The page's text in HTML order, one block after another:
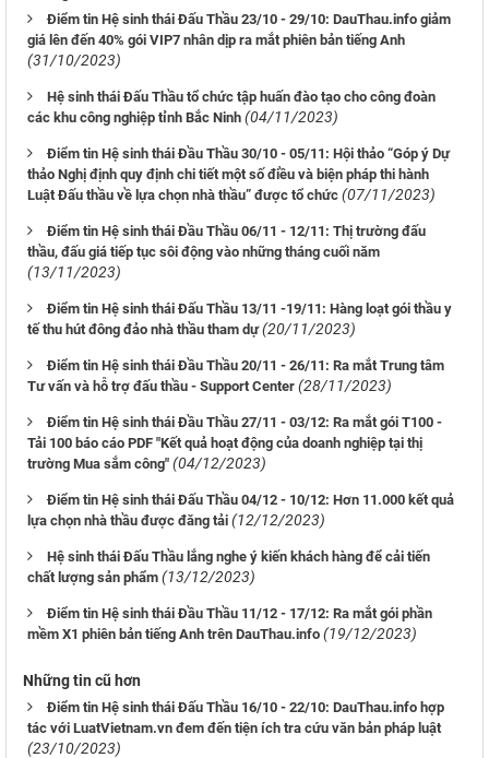
Điểm tin Hệ sinh thái Đấu Thầu 23/10 - 29/10: DauThau.info giảm
giá lên đến 40% gói VIP7 nhân dịp ra mắt phiên bản tiếng Anh
(31/10/2023)
Hệ sinh thái Đấu Thầu tổ chức tập huấn đào tạo cho công đoàn
các khu công nghiệp tỉnh Bắc Ninh (04/11/2023)
Điểm tin Hệ sinh thái Đầu Thầu 30/10 - 05/11: Hội thảo “Góp ý Dự
thảo Nghị định quy định chi tiết một số điều và biện pháp thi hành
Luật Đấu thầu về lựa chọn nhà thầu” được tổ chức (07/11/2023)
Điểm tin Hệ sinh thái Đầu Thầu 06/11 - 12/11: Thị trường đấu
thầu, đấu giá tiếp tục sôi động vào những tháng cuối năm
(13/11/2023)
Điểm tin Hệ sinh thái Đấu Thầu 13/11 -19/11: Hàng loạt gói thầu y
tế thu hút đông đảo nhà thầu tham dự (20/11/2023)
Điểm tin Hệ sinh thái Đầu Thầu 20/11 - 26/11: Ra mắt Trung tâm
Tư vấn và hỗ trợ đấu thầu - Support Center (28/11/2023)
Điểm tin Hệ sinh thái Đầu Thầu 27/11 - 03/12: Ra mắt gói T100 -
Tải 100 báo cáo PDF "Kết quả hoạt động của doanh nghiệp tại thị
trường Mua sắm công" (04/12/2023)
Điểm tin Hệ sinh thái Đấu Thầu 04/12 - 10/12: Hơn 11.000 kết quả
lựa chọn nhà thầu được đăng tải (12/12/2023)
Hệ sinh thái Đấu Thầu lắng nghe ý kiến khách hàng để cải tiến
chất lượng sản phẩm (13/12/2023)
Điểm tin Hệ sinh thái Đầu Thầu 11/12 - 17/12: Ra mắt gói phần
mềm X1 phiên bản tiếng Anh trên DauThau.info (19/12/2023)
Những tin cũ hơn
Điểm tin Hệ sinh thái Đấu Thầu 16/10 - 22/10: DauThau.info hợp
tác với LuatVietnam.vn đem đến tiện ích tra cứu văn bản pháp luật
(23/10/2023)